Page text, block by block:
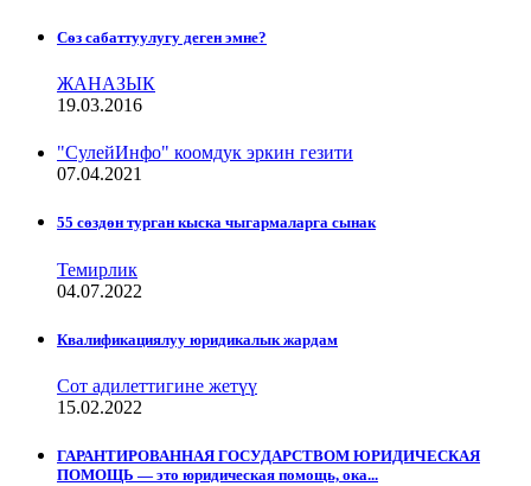
Сѳз сабаттуулугу деген эмне?
ЖАНАЗЫК
19.03.2016
"СулейИнфо" коомдук эркин гезити
07.04.2021
55 сөздөн турган кыска чыгармаларга сынак
Темирлик
04.07.2022
Квалификациялуу юридикалык жардам
Сот адилеттигине жетүү
15.02.2022
ГАРАНТИРОВАННАЯ ГОСУДАРСТВОМ ЮРИДИЧЕСКАЯ
ПОМОЩЬ — это юридическая помощь, ока...